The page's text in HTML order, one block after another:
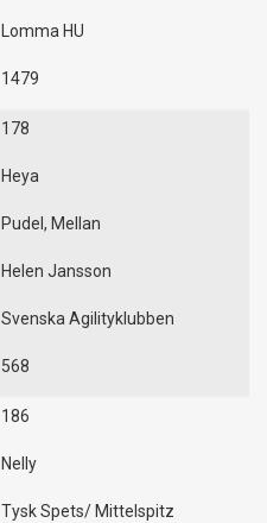
Lomma HU
1479
178
Heya
Pudel, Mellan
Helen Jansson
Svenska Agilityklubben
568
186
Nelly
Tysk Spets/ Mittelspitz